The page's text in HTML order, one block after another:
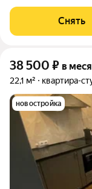
Снять
38 500 ₽ в
22,1 м² квартира-
новостройка